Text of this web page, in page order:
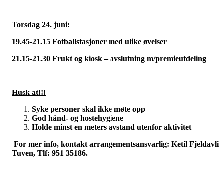
Torsdag 24. juni:
19.45-21.15 Fotballstasjoner med ulike øvelser
21.15-21.30 Frukt og kiosk – avslutning m/premieutdeling
Husk at!!!
Syke personer skal ikke møte opp
God hånd- og hostehygiene
Holde minst en meters avstand utenfor aktivitet
For mer info, kontakt arrangementsansvarlig: Ketil Fjeldavli
Tuven, Tlf: 951 35186.